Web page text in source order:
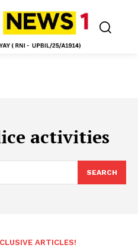
activities
SEARCH
ARTICLES!